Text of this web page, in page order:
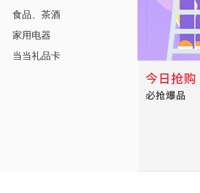
食品、 茶酒
家用电器
当当礼品卡